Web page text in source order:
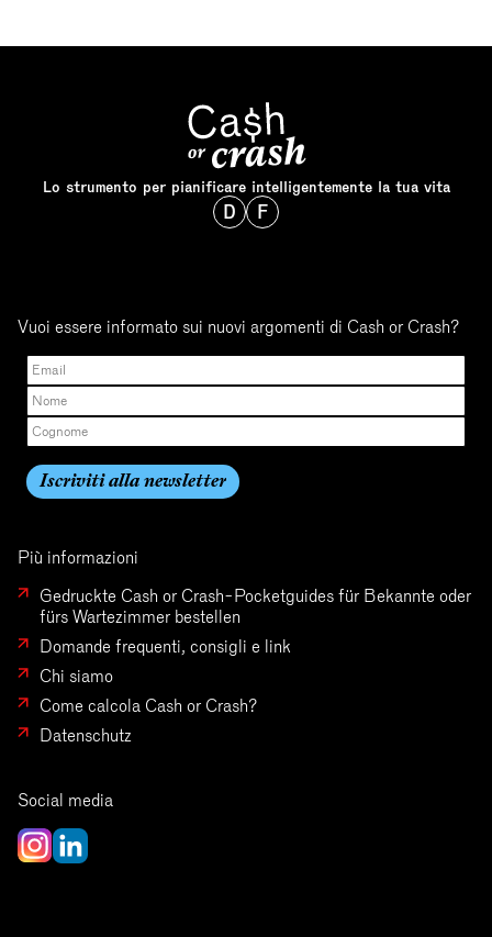
Lo strumento per pianificare intelligentemente la tua vita
D F
Vuoi essere informato sui nuovi argomenti di Cash or Crash?
Più informazioni
Gedruckte Cash or Crash-Pocketguides für Bekannte oder
fürs Wartezimmer bestellen
Domande frequenti, consigli e link
Chi siamo
Come calcola Cash or Crash?
Datenschutz
Social media